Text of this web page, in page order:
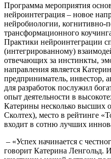
Программа мероприятия
нейроинтеграция – новое
нейробиологии, когнитивно-
трансформационного
Практики нейроинтеграции
(интегрированному)
отвечающих за инстинкты,
направления является
предприниматель, инвестор,
для разработок послужил
опыт деятельности в
Катерины несколько
Сколтех), место в рейтинге
входит в сотню лучших
– «Успех начинается с
говорит Катерина Ленгольд.